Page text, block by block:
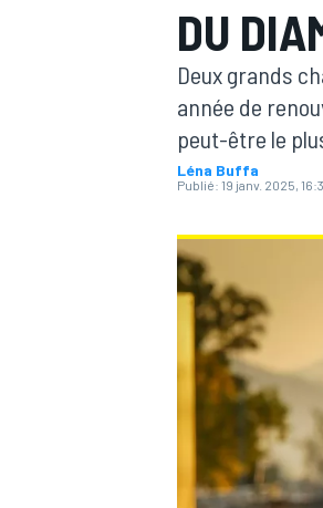
MOTOGP
DU
Deux grands
année de
peut-être le
Léna Buffa
Publié: 19 janv. 2025,